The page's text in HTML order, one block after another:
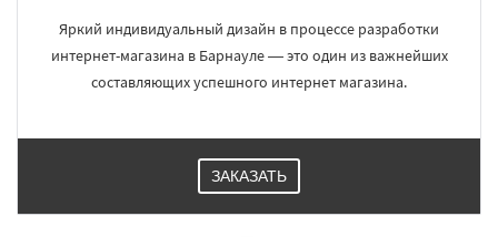
Яркий индивидуальный дизайн в процессе разработки
интернет-магазина в Барнауле — это один из важнейших
составляющих успешного интернет магазина.
ЗАКАЗАТЬ